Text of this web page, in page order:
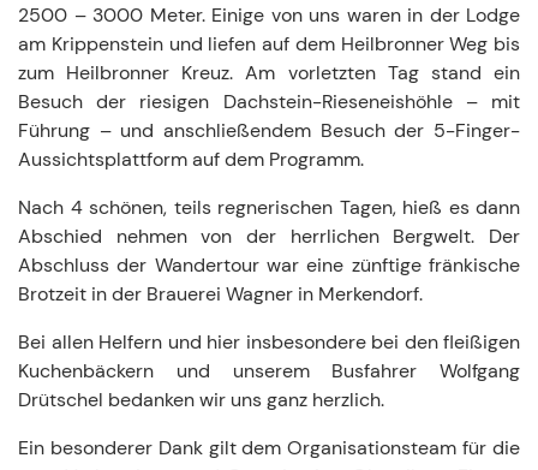
2500 – 3000 Meter. Einige von uns waren in der Lodge
am Krippenstein und liefen auf dem Heilbronner Weg bis
zum Heilbronner Kreuz. Am vorletzten Tag stand ein
Besuch der riesigen Dachstein-Rieseneishöhle – mit
Führung – und anschließendem Besuch der 5-Finger-
Aussichtsplattform auf dem Programm.
Nach 4 schönen, teils regnerischen Tagen, hieß es dann
Abschied nehmen von der herrlichen Bergwelt. Der
Abschluss der Wandertour war eine zünftige fränkische
Brotzeit in der Brauerei Wagner in Merkendorf.
Bei allen Helfern und hier insbesondere bei den fleißigen
Kuchenbäckern und unserem Busfahrer Wolfgang
Drütschel bedanken wir uns ganz herzlich.
Ein besonderer Dank gilt dem Organisationsteam für die